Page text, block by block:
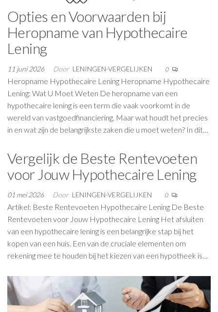
Opties en Voorwaarden bij
Heropname van Hypothecaire
Lening
11 juni 2026 Door LENINGEN-VERGELIJKEN 0
Heropname Hypothecaire Lening Heropname Hypothecaire
Lening: Wat U Moet Weten De heropname van een
hypothecaire lening is een term die vaak voorkomt in de
wereld van vastgoedfinanciering. Maar wat houdt het precies
in en wat zijn de belangrijkste zaken die u moet weten? In dit…
Vergelijk de Beste Rentevoeten
voor Jouw Hypothecaire Lening
01 mei 2026 Door LENINGEN-VERGELIJKEN 0
Artikel: Beste Rentevoeten Hypothecaire Lening De Beste
Rentevoeten voor Jouw Hypothecaire Lening Het afsluiten
van een hypothecaire lening is een belangrijke stap bij het
kopen van een huis. Een van de cruciale elementen om
rekening mee te houden bij het kiezen van een hypotheek is…